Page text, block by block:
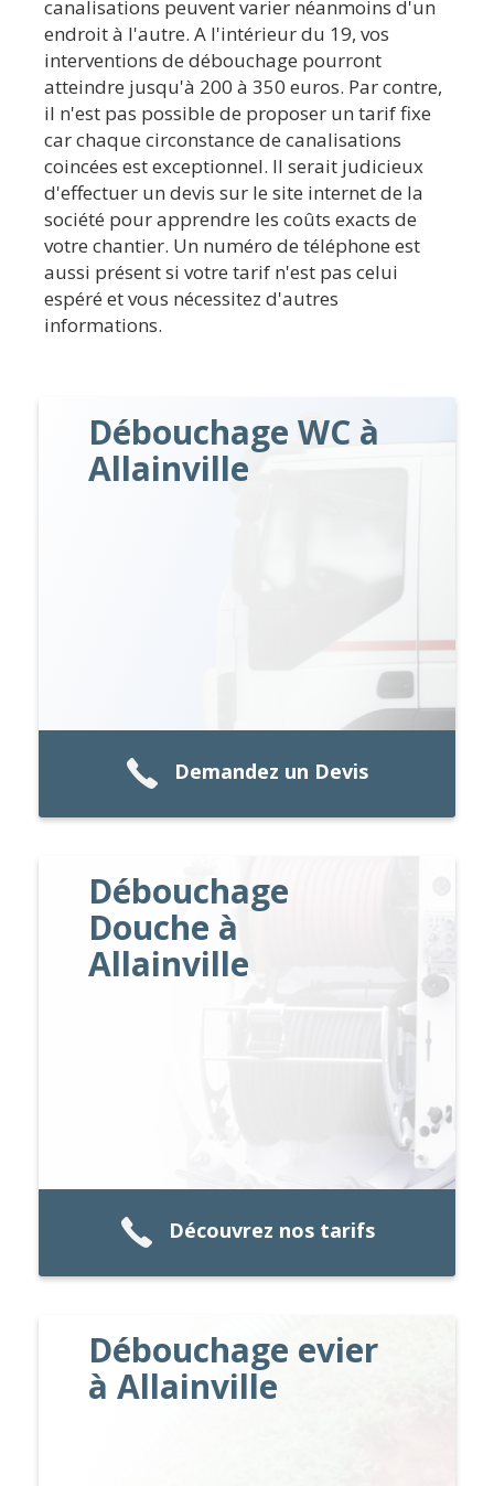
canalisations peuvent varier néanmoins d'un
endroit à l'autre. A l'intérieur du 19, vos
interventions de débouchage pourront
atteindre jusqu'à 200 à 350 euros. Par contre,
il n'est pas possible de proposer un tarif fixe
car chaque circonstance de canalisations
coincées est exceptionnel. Il serait judicieux
d'effectuer un devis sur le site internet de la
société pour apprendre les coûts exacts de
votre chantier. Un numéro de téléphone est
aussi présent si votre tarif n'est pas celui
espéré et vous nécessitez d'autres
informations.
Débouchage WC à
Allainville
Demandez un Devis
Débouchage
Douche à
Allainville
Découvrez nos tarifs
Débouchage evier
à Allainville